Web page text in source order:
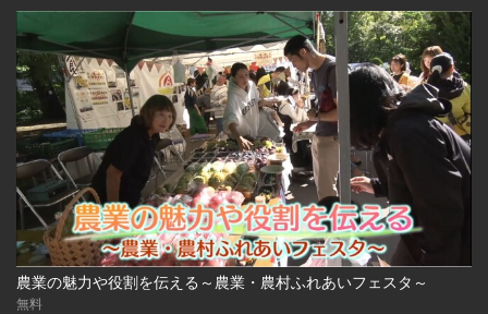
農業の魅力や役割を伝える～農業・農村ふれあいフェスタ～
無料